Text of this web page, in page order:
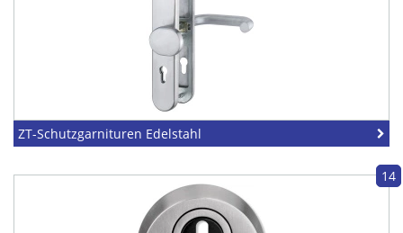
ZT-Schutzgarnituren Edelstahl
14